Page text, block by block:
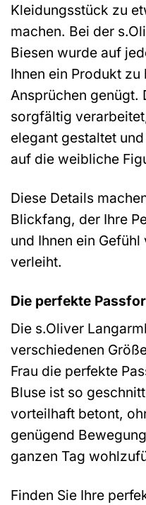
Kleidungsstück zu
machen. Bei der
Biesen wurde auf
Ihnen ein Produkt
Ansprüchen genügt.
sorgfältig
elegant gestaltet
auf die weibliche
Diese Details
Blickfang, der Ihre
und Ihnen ein
verleiht.
Die perfekte
Die s.Oliver
verschiedenen
Frau die perfekte
Bluse ist so
vorteilhaft betont,
genügend
ganzen Tag
Finden Sie Ihre